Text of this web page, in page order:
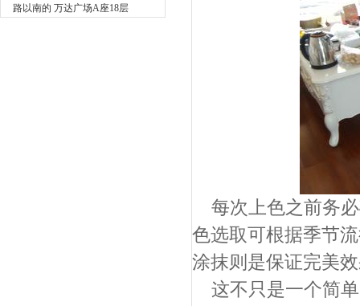
路以南的 万达广场A座18层
每次上色之前务
色选取可根据季节
涂抹则是保证完美
这不只是一个简